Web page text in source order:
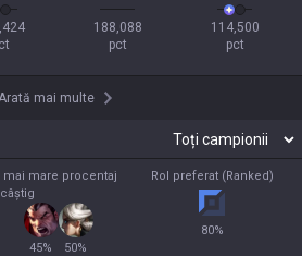
188,088
pct
114,500
pct
mai multe
mai mare procentaj
45% 50%
Rol preferat (Ranked)
80%